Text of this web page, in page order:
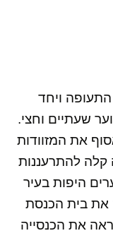
ויחד
שעתיים וחצי.
את המזוודות
קלה להתרעננות
היפות בעיר
את בית הכנסת
את הכנסייה